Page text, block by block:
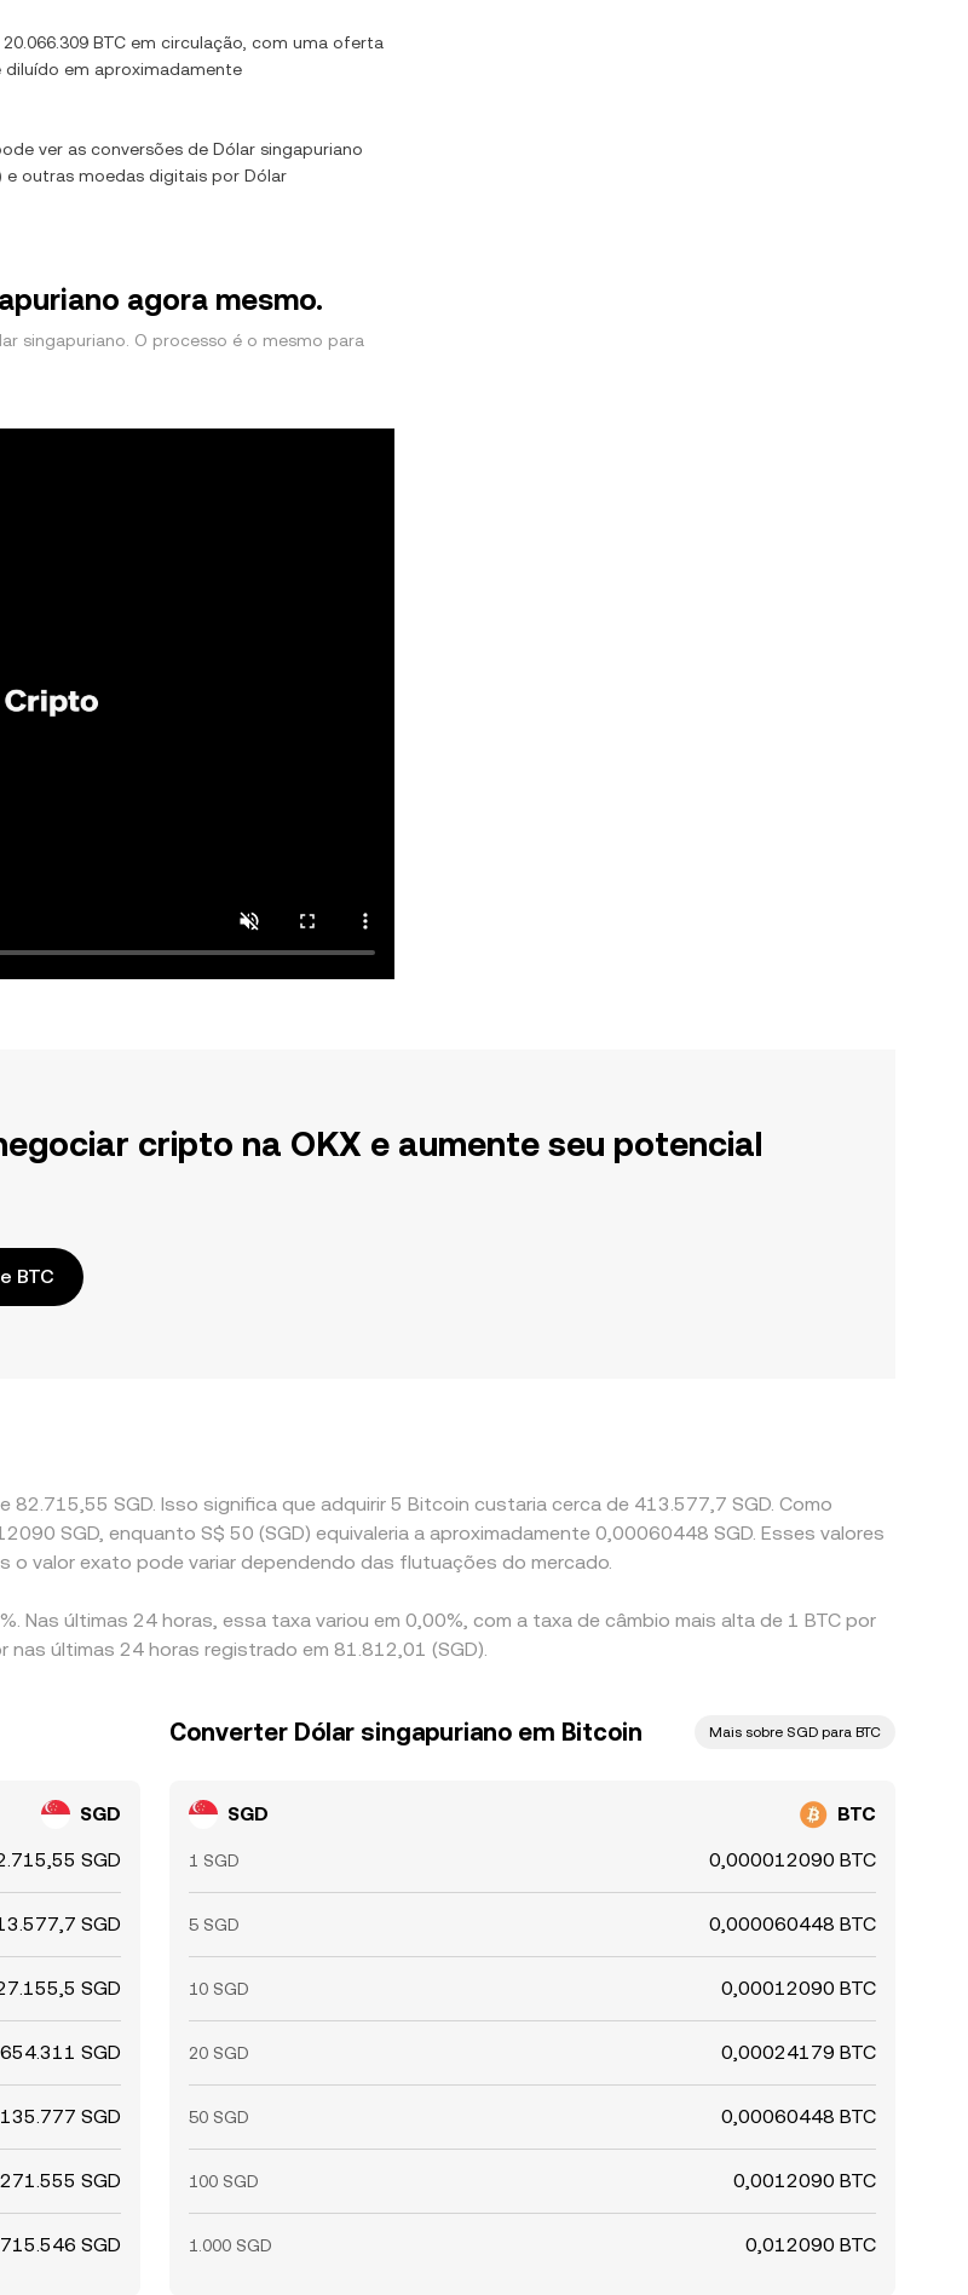
20.066.309 BTC em circulação, com uma oferta
em aproximadamente
ver as conversões de Dólar singapuriano
e outras moedas digitais por Dólar
agora mesmo.
singapuriano. O processo é o mesmo para
cripto na OKX e aumente seu potencial
BTC
SGD. Isso significa que adquirir 5 Bitcoin custaria cerca de 413.577,7 SGD. Como
SGD, enquanto S$ 50 (SGD) equivaleria a aproximadamente 0,00060448 SGD. Esses valores
o valor exato pode variar dependendo das flutuações do mercado.
Nas últimas 24 horas, essa taxa variou em 0,00%, com a taxa de câmbio mais alta de 1 BTC por
nas últimas 24 horas registrado em 81.812,01 (SGD).
SGD
SGD
SGD
SGD
SGD
SGD
SGD
SGD
Converter Dólar singapuriano em Bitcoin Mais sobre SGD para BTC
SGD BTC
1 SGD 0,000012090 BTC
5 SGD 0,000060448 BTC
10 SGD 0,00012090 BTC
20 SGD 0,00024179 BTC
50 SGD 0,00060448 BTC
100 SGD 0,0012090 BTC
1.000 SGD 0,012090 BTC